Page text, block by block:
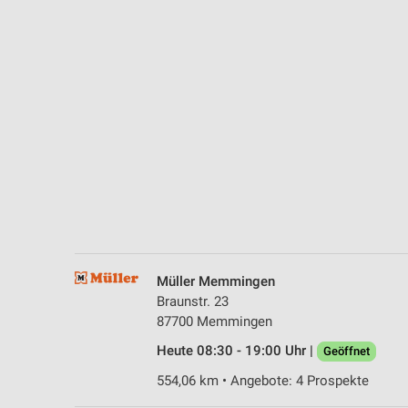
Müller Memmingen
Braunstr. 23
87700 Memmingen
Heute 08:30 - 19:00 Uhr |
Geöffnet
554,06 km • Angebote: 4 Prospekte